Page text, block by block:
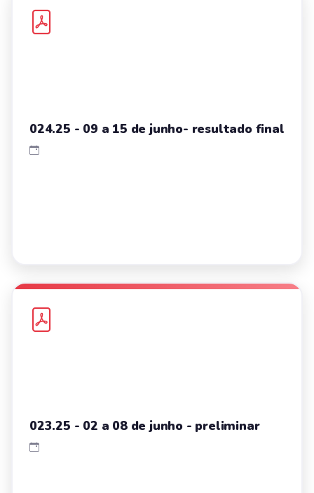
024.25 - 09 a 15 de junho- resultado final
023.25 - 02 a 08 de junho - preliminar